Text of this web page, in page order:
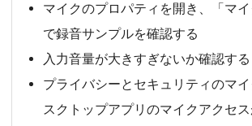
マイクのプロパティを開き、「マイ
で録音サンプルを確認する
入力音量が大きすぎないか確認する
プライバシーとセキュリティのマ
スクトップアプリのマイクアクセ